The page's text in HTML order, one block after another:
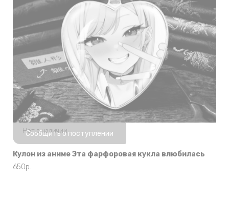
Нет в наличии
Сообщить о поступлении
Кулон из аниме Эта фарфоровая кукла влюбилась
650р.